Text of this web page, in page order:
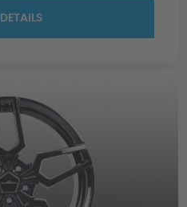
DETAILS